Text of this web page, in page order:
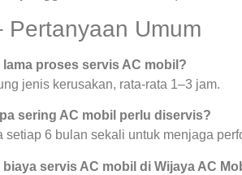
Pertanyaan Umum
lama proses servis AC mobil?
jenis kerusakan, rata-rata 1–3 jam.
sering AC mobil perlu diservis?
setiap 6 bulan sekali untuk menjaga
biaya servis AC mobil di Wijaya AC